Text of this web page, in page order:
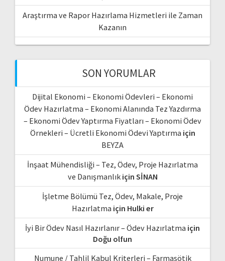
Araştırma ve Rapor Hazırlama Hizmetleri ile Zaman
Kazanın
SON YORUMLAR
Dijital Ekonomi – Ekonomi Ödevleri – Ekonomi
Ödev Hazırlatma – Ekonomi Alanında Tez Yazdırma
– Ekonomi Ödev Yaptırma Fiyatları – Ekonomi Ödev
Örnekleri – Ücretli Ekonomi Ödevi Yaptırma için
BEYZA
İnşaat Mühendisliği – Tez, Ödev, Proje Hazırlatma
ve Danışmanlıkiçin SİNAN
İşletme Bölümü Tez, Ödev, Makale, Proje
Hazırlatma için Hulki er
İyi Bir Ödev Nasıl Hazırlanır – Ödev Hazırlatma için
Doğu olfun
Numune / Tahlil Kabul Kriterleri – Farmasötik